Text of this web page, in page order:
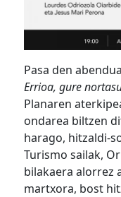
Pasa den
Errioa, gure
Planaren
ondarea biltzen
harago, hitzaldi-
Turismo sailak,
bilakaera alorrez
martxora, bost